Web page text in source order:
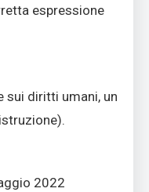
espressione
sui diritti umani, un
2022